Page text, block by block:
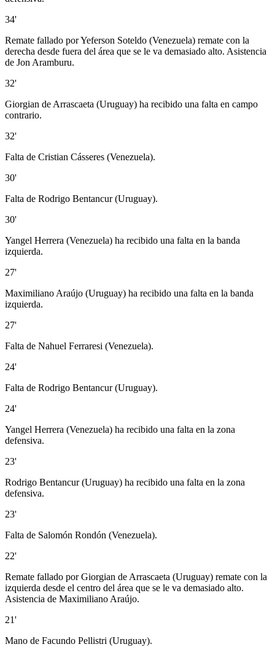
34'
Remate fallado por Yeferson Soteldo (Venezuela) remate con la
derecha desde fuera del área que se le va demasiado alto. Asistencia
de Jon Aramburu.
32'
Giorgian de Arrascaeta (Uruguay) ha recibido una falta en campo
contrario.
32'
Falta de Cristian Cásseres (Venezuela).
30'
Falta de Rodrigo Bentancur (Uruguay).
30'
Yangel Herrera (Venezuela) ha recibido una falta en la banda
izquierda.
27'
Maximiliano Araújo (Uruguay) ha recibido una falta en la banda
izquierda.
27'
Falta de Nahuel Ferraresi (Venezuela).
24'
Falta de Rodrigo Bentancur (Uruguay).
24'
Yangel Herrera (Venezuela) ha recibido una falta en la zona
defensiva.
23'
Rodrigo Bentancur (Uruguay) ha recibido una falta en la zona
defensiva.
23'
Falta de Salomón Rondón (Venezuela).
22'
Remate fallado por Giorgian de Arrascaeta (Uruguay) remate con la
izquierda desde el centro del área que se le va demasiado alto.
Asistencia de Maximiliano Araújo.
21'
Mano de Facundo Pellistri (Uruguay).